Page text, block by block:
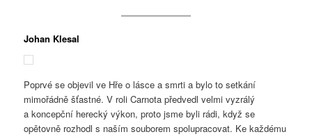
Johan Klesal
Poprvé se objevil ve Hře o lásce a smrti a bylo to setkání
mimořádně šťastné. V roli Carnota předvedl velmi vyzrálý
a koncepční herecký výkon, proto jsme byli rádi, když se
opětovně rozhodl s naším souborem spolupracovat. Ke každému